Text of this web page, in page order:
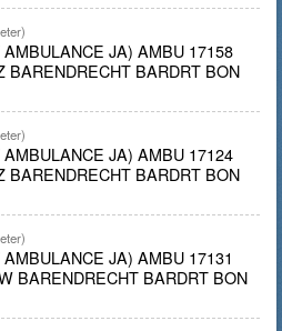
JA) AMBU 17158
BARENDRECHT BARDRT BON
JA) AMBU 17124
BARENDRECHT BARDRT BON
JA) AMBU 17131
BARENDRECHT BARDRT BON